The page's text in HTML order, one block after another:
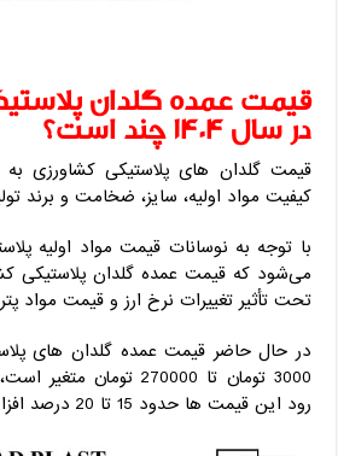
قیمت عمده گلدان
در سال 1404 چند است؟
قیمت گلدان های پلاستیکی کشاورزی
کیفیت مواد اولیه، سایز، ضخامت و برند
با توجه به نوسانات قیمت مواد اولیه
تحت تأثیر تغییرات نرخ ارز و قیمت مواد
در حال حاضر قیمت عمده گلدان های
3000 تومان تا 270000
رود این قیمت ها حدود 15 تا 20 درصد افزایش داشته باشند.